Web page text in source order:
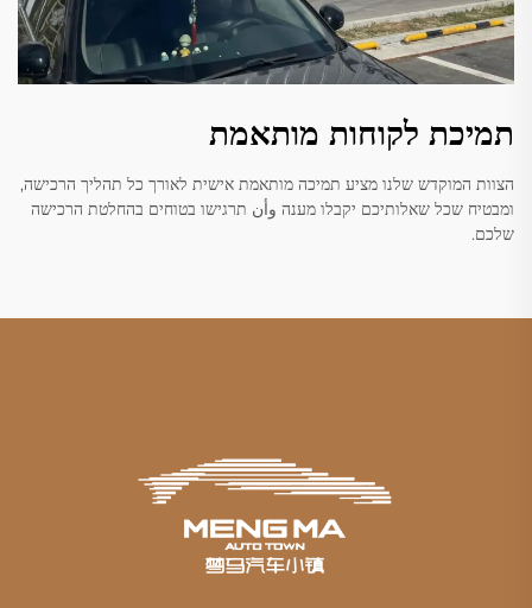
תמיכת לקוחות מותאמת
הצוות המוקדש שלנו מציע תמיכה מותאמת אישית לאורך כל תהליך הרכישה,
ומבטיח שכל שאלותיכם יקבלו מענה وأن תרגישו בטוחים בהחלטת הרכישה
שלכם.